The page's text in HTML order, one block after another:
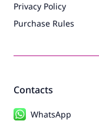
Contacts
WhatsApp
Privacy Policy
Purchase Rules